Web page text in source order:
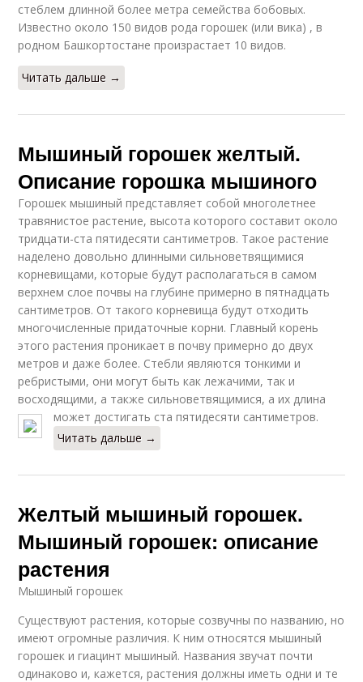
стеблем длинной более метра семейства бобовых.
Известно около 150 видов рода горошек (или вика) , в
родном Башкортостане произрастает 10 видов.
Читать дальше →
Мышиный горошек желтый.
Описание горошка мышиного
Горошек мышиный представляет собой многолетнее
травянистое растение, высота которого составит около
тридцати-ста пятидесяти сантиметров. Такое растение
наделено довольно длинными сильноветвящимися
корневищами, которые будут располагаться в самом
верхнем слое почвы на глубине примерно в пятнадцать
сантиметров. От такого корневища будут отходить
многочисленные придаточные корни. Главный корень
этого растения проникает в почву примерно до двух
метров и даже более. Стебли являются тонкими и
ребристыми, они могут быть как лежачими, так и
восходящими, а также сильноветвящимися, а их длина
может достигать ста пятидесяти сантиметров.
Читать дальше →
Желтый мышиный горошек.
Мышиный горошек: описание
растения
Мышиный горошек
Существуют растения, которые созвучны по названию, но
имеют огромные различия. К ним относятся мышиный
горошек и гиацинт мышиный. Названия звучат почти
одинаково и, кажется, растения должны иметь одни и те